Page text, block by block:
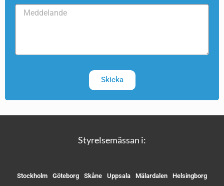
Skicka
Styrelsemässan i:
Stockholm Göteborg Skåne Uppsala Mälardalen Helsingborg